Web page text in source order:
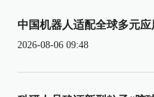
中国机器人适配全球多元应
2026-08-06 09:48